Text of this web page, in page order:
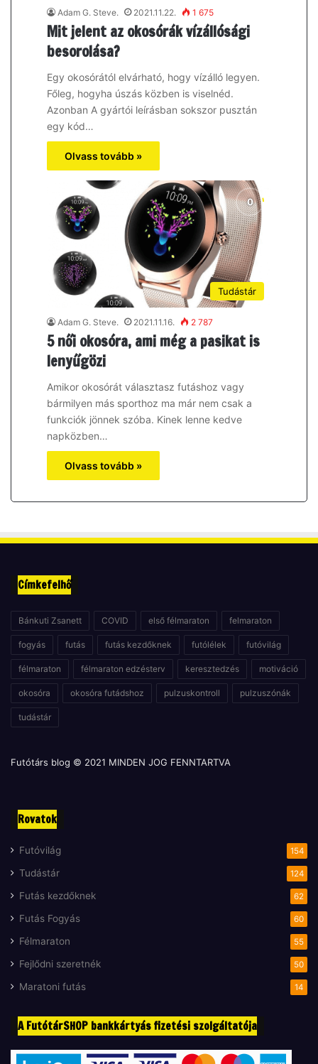
Adam G. Steve. 2021.11.22. 1 675
Mit jelent az okosórák vízállósági
besorolása?
Egy okosórától elvárható, hogy vízálló legyen.
Főleg, hogyha úszás közben is viselnéd.
Azonban A gyártói leírásban sokszor pusztán
egy kód…
Olvass tovább »
Tudástár
Adam G. Steve. 2021.11.16. 2 787
5 női okosóra, ami még a pasikat is
lenyűgözi
Amikor okosórát választasz futáshoz vagy
bármilyen más sporthoz ma már nem csak a
funkciók jönnek szóba. Kinek lenne kedve
napközben…
Olvass tovább »
Címkefelhő
Bánkuti Zsanett COVID első félmaraton felmaraton
fogyás futás futás kezdőknek futólélek futóvilág
félmaraton félmaraton edzésterv keresztedzés motiváció
okosóra okosóra futádshoz pulzuskontroll pulzuszónák
tudástár
Futótárs blog © 2021 MINDEN JOG FENNTARTVA
Rovatok
Futóvilág 154
Tudástár 124
Futás kezdőknek 62
Futás Fogyás 60
Félmaraton 55
Fejlődni szeretnék 50
Maratoni futás 14
A FutótárSHOP bankkártyás fizetési szolgáltatója